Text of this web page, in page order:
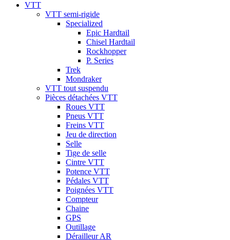
VTT
VTT semi-rigide
Specialized
Epic Hardtail
Chisel Hardtail
Rockhopper
P. Series
Trek
Mondraker
VTT tout suspendu
Pièces détachées VTT
Roues VTT
Pneus VTT
Freins VTT
Jeu de direction
Selle
Tige de selle
Cintre VTT
Potence VTT
Pédales VTT
Poignées VTT
Compteur
Chaine
GPS
Outillage
Dérailleur AR